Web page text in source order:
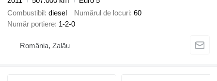
Combustibil diesel Numărul de locuri 60
Număr portiere 1-2-0
România, Zalău